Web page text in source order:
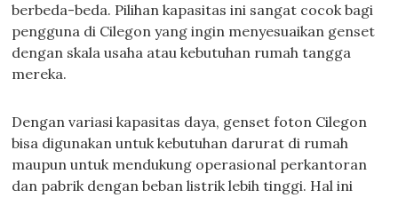
berbeda-beda. Pilihan kapasitas ini sangat cocok bagi
pengguna di Cilegon yang ingin menyesuaikan genset
dengan skala usaha atau kebutuhan rumah tangga
mereka.
Dengan variasi kapasitas daya, genset foton Cilegon
bisa digunakan untuk kebutuhan darurat di rumah
maupun untuk mendukung operasional perkantoran
dan pabrik dengan beban listrik lebih tinggi. Hal ini